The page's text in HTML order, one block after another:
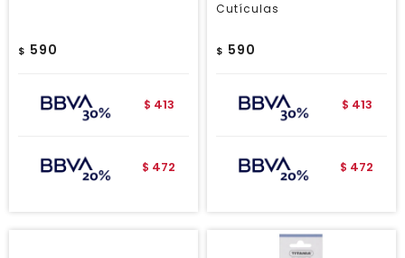
$ 590
$ 413
$ 472
Cutículas
$ 590
$ 413
$ 472